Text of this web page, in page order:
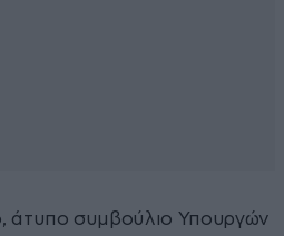
άτυπο συμβούλιο Υπουργών